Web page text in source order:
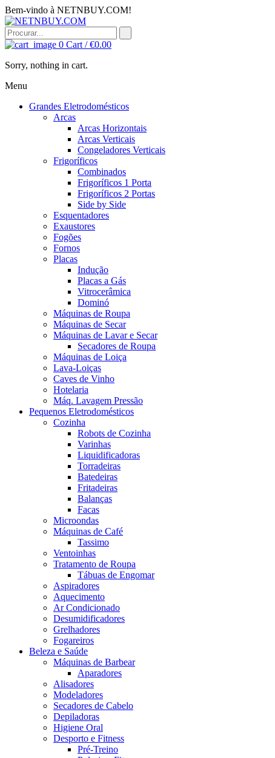
Bem-vindo à NETNBUY.COM!
0 Cart /€0.00
Sorry, nothing in cart.
Menu
Grandes Eletrodomésticos
Arcas
Arcas Horizontais
Arcas Verticais
Congeladores Verticais
Frigoríficos
Combinados
Frigoríficos 1 Porta
Frigoríficos 2 Portas
Side by Side
Esquentadores
Exaustores
Fogões
Fornos
Placas
Indução
Placas a Gás
Vitrocerâmica
Dominó
Máquinas de Roupa
Máquinas de Secar
Máquinas de Lavar e Secar
Secadores de Roupa
Máquinas de Loiça
Lava-Loiças
Caves de Vinho
Hotelaria
Máq. Lavagem Pressão
Pequenos Eletrodomésticos
Cozinha
Robots de Cozinha
Varinhas
Liquidificadoras
Torradeiras
Batedeiras
Fritadeiras
Balanças
Facas
Microondas
Máquinas de Café
Tassimo
Ventoinhas
Tratamento de Roupa
Tábuas de Engomar
Aspiradores
Aquecimento
Ar Condicionado
Desumidificadores
Grelhadores
Fogareiros
Beleza e Saúde
Máquinas de Barbear
Aparadores
Alisadores
Modeladores
Secadores de Cabelo
Depiladoras
Higiene Oral
Desporto e Fitness
Pré-Treino